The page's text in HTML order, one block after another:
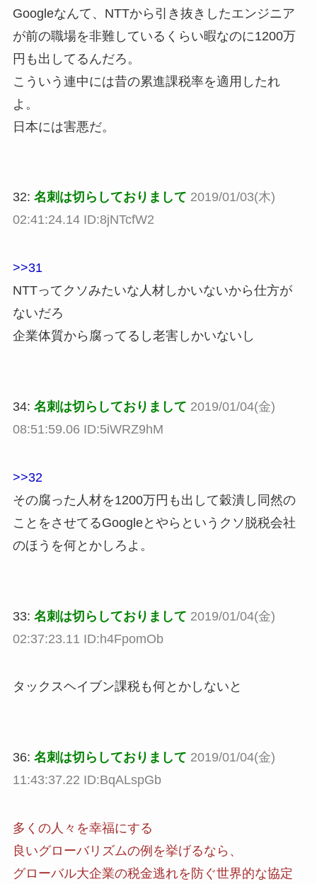
Googleなんて、NTTから引き抜きしたエンジニア
が前の職場を非難しているくらい暇なのに1200万
円も出してるんだろ。
こういう連中には昔の累進課税率を適用したれ
よ。
日本には害悪だ。
32: 名刺は切らしておりまして 2019/01/03(木)
02:41:24.14 ID:8jNTcfW2
>>31
NTTってクソみたいな人材しかいないから仕方が
ないだろ
企業体質から腐ってるし老害しかいないし
34: 名刺は切らしておりまして 2019/01/04(金)
08:51:59.06 ID:5iWRZ9hM
>>32
その腐った人材を1200万円も出して穀潰し同然の
ことをさせてるGoogleとやらというクソ脱税会社
のほうを何とかしろよ。
33: 名刺は切らしておりまして 2019/01/04(金)
02:37:23.11 ID:h4FpomOb
タックスヘイブン課税も何とかしないと
36: 名刺は切らしておりまして 2019/01/04(金)
11:43:37.22 ID:BqALspGb
多くの人々を幸福にする
良いグローバリズムの例を挙げるなら、
グローバル大企業の税金逃れを防ぐ世界的な協定